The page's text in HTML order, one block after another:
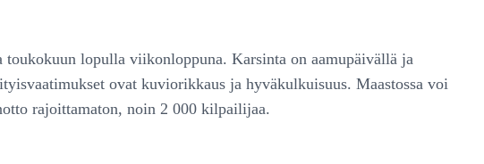
lopulla viikonloppuna. Karsinta on aamupäivällä ja
ovat kuviorikkaus ja hyväkulkuisuus. Maastossa voi
rajoittamaton, noin 2 000 kilpailijaa.